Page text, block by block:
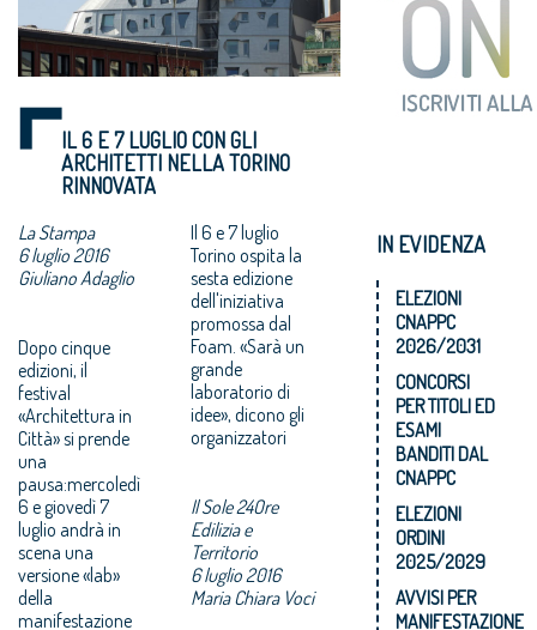
IL 6 E 7 LUGLIO CON GLI
ARCHITETTI NELLA TORINO
RINNOVATA
La Stampa
6 luglio 2016
Giuliano Adaglio
Dopo cinque
edizioni, il
festival
«Architettura in
Città» si prende
una
pausa:mercoledì
6 e giovedì 7
luglio andrà in
scena una
versione «lab»
della
manifestazione
Il 6 e 7 luglio
Torino ospita la
sesta edizione
dell'iniziativa
promossa dal
Foam. «Sarà un
grande
laboratorio di
idee», dicono gli
organizzatori
Il Sole 24Ore
Edilizia e
Territorio
6 luglio 2016
Maria Chiara Voci
IN EVIDENZA
ELEZIONI
CNAPPC
2026/2031
CONCORSI
PER TITOLI ED
ESAMI
BANDITI DAL
CNAPPC
ELEZIONI
ORDINI
2025/2029
AVVISI PER
MANIFESTAZIONE